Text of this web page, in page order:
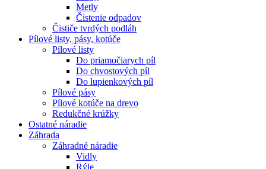
Metly
Čistenie odpadov
Čističe tvrdých podláh
Pílové listy, pásy, kotúče
Pílové listy
Do priamočiarych píl
Do chvostových píl
Do lupienkových píl
Pílové pásy
Pílové kotúče na drevo
Redukčné krúžky
Ostatné náradie
Záhrada
Záhradné náradie
Vidly
Rýle